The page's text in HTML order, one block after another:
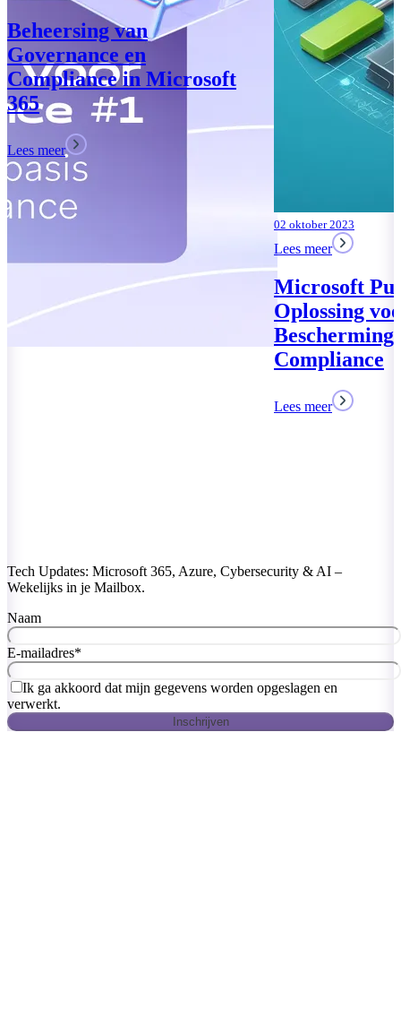
Microsoft Purview: Uw
Oplossing voor Data
Tech Updates: Microsoft 365, Azure, Cybersecurity & AI –
Wekelijks in je Mailbox.
Naam
E-mailadres*
Ik ga akkoord dat mijn gegevens worden opgeslagen en
verwerkt.
Inschrijven